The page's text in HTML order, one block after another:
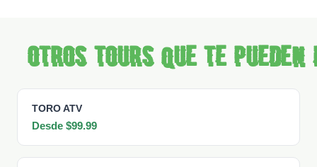
Otros tours que te
TORO ATV
Desde $99.99